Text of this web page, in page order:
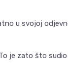
u svojoj
je zato što